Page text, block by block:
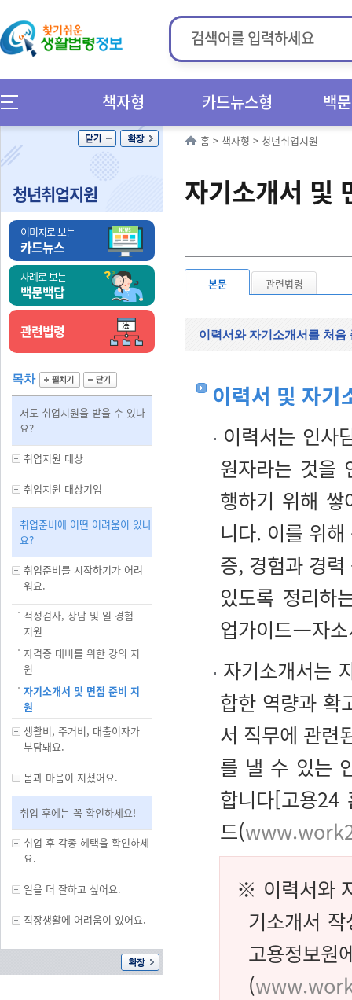
책자형 카드뉴스형 백
청년취업지원
이미지로 보는
카드뉴스
사례로 보는
백문백답
관련법령
목차
저도 취업지원을 받을 수 있나
요?
취업지원 대상
취업지원 대상기업
취업준비에 어떤 어려움이 있나
요?
취업준비를 시작하기가 어려
워요.
적성검사, 상담 및 일 경험
지원
자격증 대비를 위한 강의 지
원
자기소개서 및 면접 준비 지
원
생활비, 주거비, 대출이자가
부담돼요.
몸과 마음이 지쳤어요.
취업 후에는 꼭 확인하세요!
취업 후 각종 혜택을 확인하세
요.
일을 더 잘하고 싶어요.
직장생활에 어려움이 있어요.
홈 > 책자형 > 청년취업지원
자기소개서 및
본문 관련법령
이력서와 자기소개서를 처음
이력서 및 자기
이력서는 인사
원자라는 것을
행하기 위해 쌓
니다. 이를 위
증, 경험과 경
있도록 정리하
업가이드―자
자기소개서는
합한 역량과 확
서 직무에 관련
를 낼 수 있는
합니다[고용24
드(
※ 이력서와
기소개서
고용정
(